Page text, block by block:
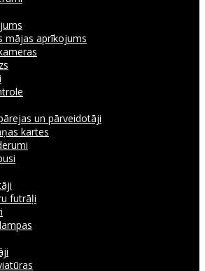
mājas aprīkojums
un pārveidotāji
kartes
futrāļi